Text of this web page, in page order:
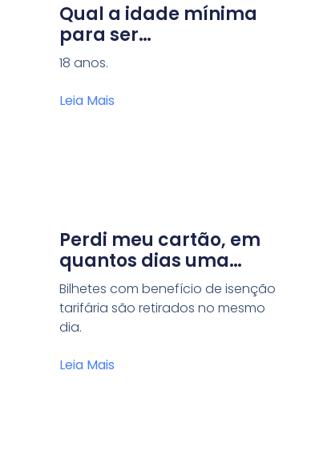
Qual a idade mínima
para ser
acompanhante da
Deficiência?
18 anos.
Leia Mais
Perdi meu cartão, em
quantos dias uma
segunda via ficará
pronta?
Bilhetes com benefício de isenção
tarifária são retirados no mesmo
dia.
Leia Mais